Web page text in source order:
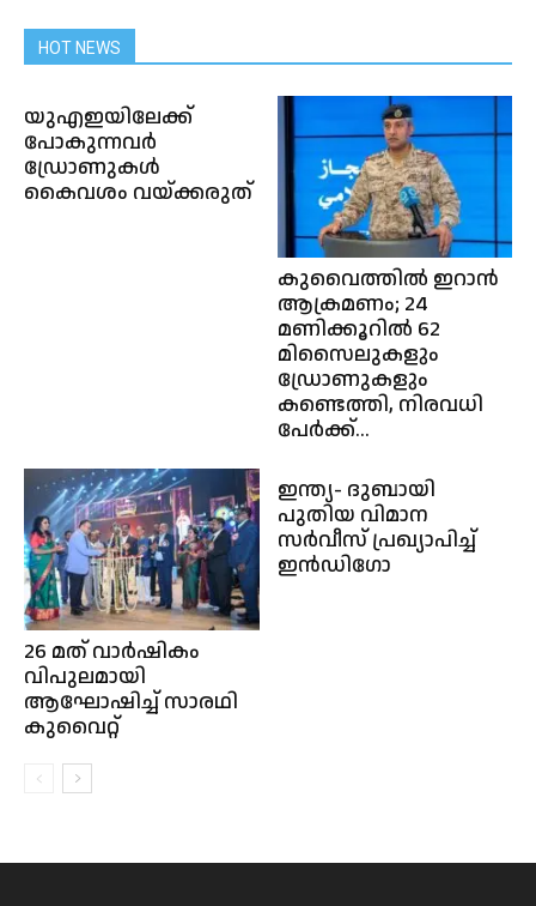
HOT NEWS
യുഎഇയിലേക്ക്
പോകുന്നവർ
ഡ്രോണുകൾ
കൈവശം വയ്ക്കരുത്
കുവൈത്തിൽ ഇറാൻ
ആക്രമണം; 24
മണിക്കൂറിൽ 62
മിസൈലുകളും
ഡ്രോണുകളും
കണ്ടെത്തി, നിരവധി
പേർക്ക്...
26 മത് വാർഷികം
വിപുലമായി
ആഘോഷിച്ച് സാരഥി
കുവൈറ്റ്
ഇന്ത്യ- ദുബായി
പുതിയ വിമാന
സര്‍വീസ് പ്രഖ്യാപിച്ച്
ഇന്‍ഡിഗോ